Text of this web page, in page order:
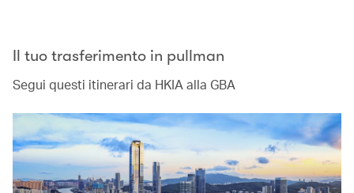
Il tuo trasferimento in pullman
Segui questi itinerari da HKIA alla GBA